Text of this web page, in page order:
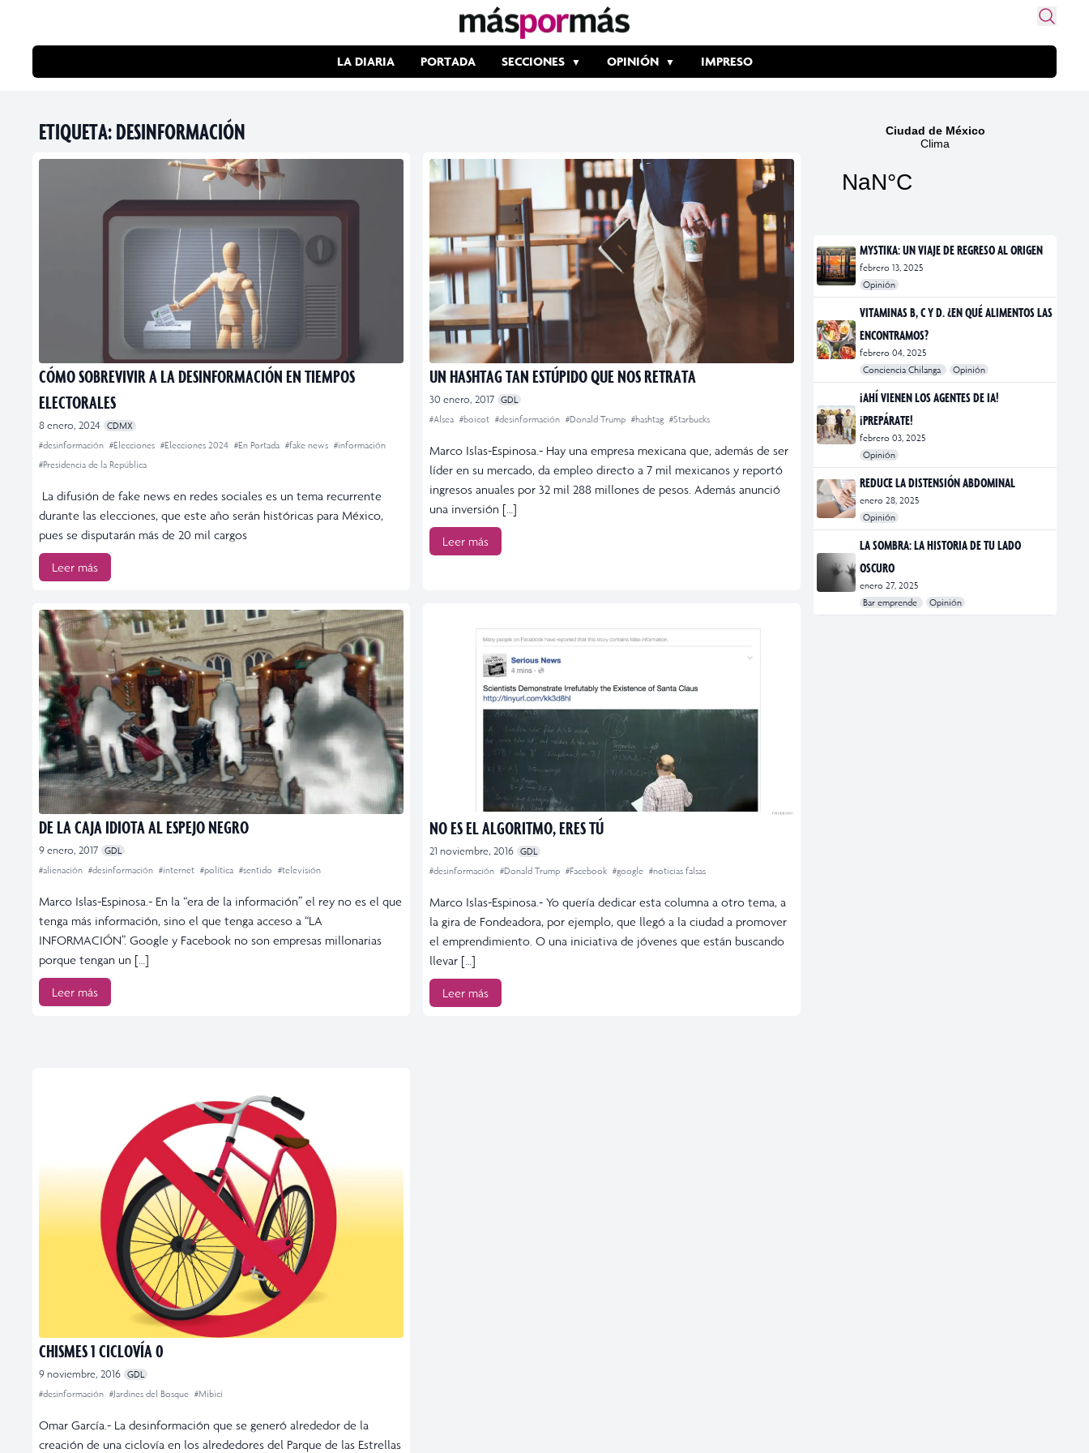
LA DIARIA PORTADA SECCIONES OPINIÓN IMPRESO
ETIQUETA:DESINFORMACIÓN
CÓMO SOBREVIVIR A LA DESINFORMACIÓN EN TIEMPOS
ELECTORALES
8 enero, 2024
CDMX
#desinformación #Elecciones #Elecciones 2024 #En Portada #fake news #información
#Presidencia de la República
La difusión de fake news en redes sociales es un tema recurrente
durante las elecciones, que este año serán históricas para México,
pues se disputarán más de 20 mil cargos
Leer más
UN HASHTAG TAN ESTÚPIDO QUE NOS RETRATA
30 enero, 2017 GDL
#Alsea #boicot #desinformación #Donald Trump #hashtag #Starbucks
Marco Islas-Espinosa.- Hay una empresa mexicana que, además de ser
líder en su mercado, da empleo directo a 7 mil mexicanos y reportó
ingresos anuales por 32 mil 288 millones de pesos. Además anunció
una inversión […]
Leer más
DE LA CAJA IDIOTA AL ESPEJO NEGRO
9 enero, 2017 GDL
#alienación #desinformación #internet #política #sentido #televisión
Marco Islas-Espinosa.- En la “era de la información” el rey no es el que
tenga más información, sino el que tenga acceso a “LA
INFORMACIÓN”. Google y Facebook no son empresas millonarias
porque tengan un […]
Leer más
NO ES EL ALGORITMO, ERES TÚ
21 noviembre, 2016 GDL
#desinformación #Donald Trump #Facebook #google #noticias falsas
Marco Islas-Espinosa.- Yo quería dedicar esta columna a otro tema, a
la gira de Fondeadora, por ejemplo, que llegó a la ciudad a promover
el emprendimiento. O una iniciativa de jóvenes que están buscando
llevar […]
Leer más
CHISMES 1 CICLOVÍA 0
9 noviembre, 2016 GDL
#desinformación #Jardines del Bosque #Mibici
Omar García.- La desinformación que se generó alrededor de la
creación de una ciclovía en los alrededores del Parque de las Estrellas
MYSTIKA: UN VIAJE DE REGRESO AL ORIGEN
febrero 13, 2025
Opinión
#exposiciones
#fotografía
VITAMINAS B, C Y D. ¿EN QUÉ ALIMENTOS LAS
ENCONTRAMOS?
febrero 04, 2025
Conciencia Chilanga
Opinión
#bienestar
#Opinión
#Principal
¡AHÍ VIENEN LOS AGENTES DE IA!
¡PREPÁRATE!
febrero 03, 2025
Opinión
#Bar Emprende
#Opinión
#Principal
REDUCE LA DISTENSIÓN ABDOMINAL
enero 28, 2025
Opinión
#bienestar
#Opinión
#Principal
#Salud
LA SOMBRA: LA HISTORIA DE TU LADO
OSCURO
enero 27, 2025
Bar emprende
Opinión
#Bar Emprende
#CDMX
#marketing